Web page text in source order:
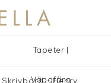
Tapeter |
Väggfärg
Skrivbord - Henry